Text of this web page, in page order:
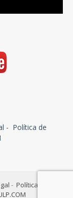
- Política de
- Política de